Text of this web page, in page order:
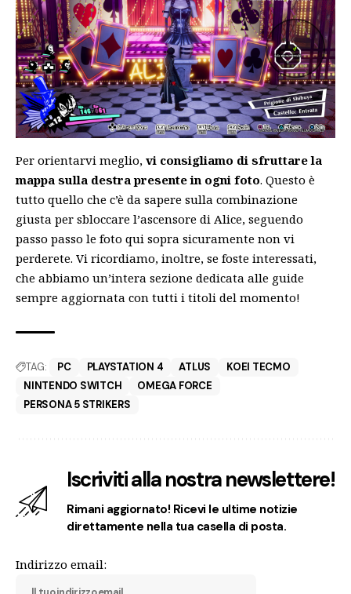
Per orientarvi meglio, vi consigliamo di sfruttare la
mappa sulla destra presente in ogni foto. Questo è
tutto quello che c’è da sapere sulla combinazione
giusta per sbloccare l’ascensore di Alice, seguendo
passo passo le foto qui sopra sicuramente non vi
perderete. Vi ricordiamo, inoltre, se foste interessati,
che abbiamo un’intera sezione dedicata alle guide
sempre aggiornata con tutti i titoli del momento!
TAG: PC PLAYSTATION 4 ATLUS
KOEI TECMO
NINTENDO SWITCH
OMEGA FORCE
PERSONA 5 STRIKERS
Iscriviti alla nostra newslettere!
Rimani aggiornato! Ricevi le ultime notizie
direttamente nella tua casella di posta.
Indirizzo email: